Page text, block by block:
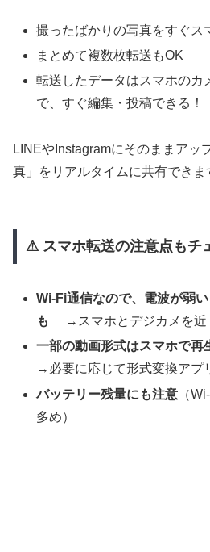
撮ったばかりの写真をすぐス
まとめて複数枚転送もOK
転送したデータはスマホのカ
で、すぐ編集・投稿できる！
LINEやInstagramにそのままアッ
真」をリアルタイムに共有できま
⚠ スマホ転送の注意点もチ
Wi-Fi通信なので、電波が弱
も
→スマホとデジカメを近
一部の動画形式はスマホで再
→必要に応じて形式変換ア
バッテリー残量にも注意 （
多め）